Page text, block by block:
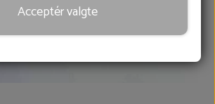
HOVKNIVE
MANCHETTER
Acceptér valgte